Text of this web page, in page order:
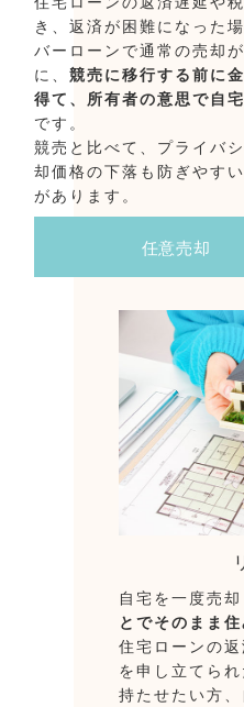
き、返済が困難になった
バーローンで通常の売却
に、競売に移行する前に
得て、所有者の意思で自
です。
競売と比べて、プライバ
却価格の下落も防ぎやす
があります。
任意売却
自宅を一度売
とでそのまま
住宅ローンの
を申し立てら
持たせたい方